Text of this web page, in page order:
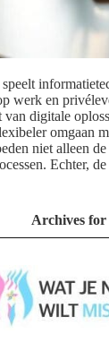
werk en
digitale
omgaan
niet alleen
Echter,
Archives for